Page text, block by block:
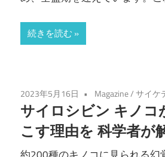
続きを読む
2023年5月16日 Magazine/サイケ
サイロシビン キノコ
こす理由を 科学者が